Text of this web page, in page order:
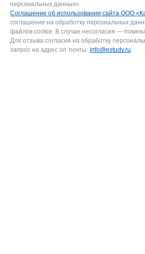
персональных данных».
Соглашение об использовании сайта ООО
соглашение на обработку персональных
файлов cookie. В случае несогласия —
Для отзыва согласия на обработку
запрос на адрес эл. почты: info@estudy.ru.